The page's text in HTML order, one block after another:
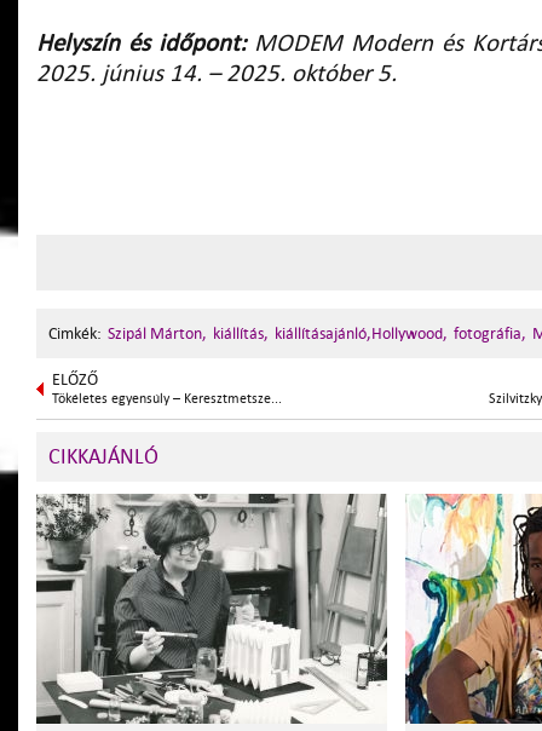
Helyszín és időpont: MODEM Modern és
2025. június 14. – 2025. október 5.
Cimkék: Szipál Márton, kiállítás, kiállításajánló,Hollywood, fotográfia,
ELŐZŐ
Tökéletes egyensúly – Keresztmetsze...
CIKKAJÁNLÓ